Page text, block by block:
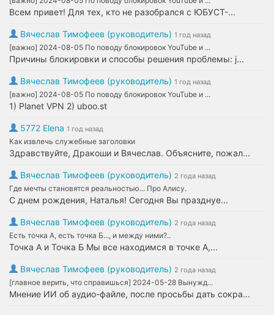
Всем привет! Для тех, кто не разобрался с ЮБУСТ-...
Вячеслав Тимофеев (руководитель) 1 год назад
[важно] 2024-08-05 По поводу блокировок YouTube и ...
Причины блокировки и способы решения проблемы: j...
Вячеслав Тимофеев (руководитель) 1 год назад
[важно] 2024-08-05 По поводу блокировок YouTube и ...
1) Planet VPN 2) uboo.st
5772 Elena 1 год назад
Как извлечь служебные заголовки
Здравствуйте, Дракоши и Вячеслав. Объясните, пожал...
Вячеслав Тимофеев (руководитель) 2 года назад
Где мечты становятся реальностью... Про Алису.
С днем рождения, Наталья! Сегодня Вы празднуе...
Вячеслав Тимофеев (руководитель) 2 года назад
Есть точка А, есть точка Б..., и между ними?..
Точка А и Точка Б Мы все находимся в точке А,...
Вячеслав Тимофеев (руководитель) 2 года назад
[главное верить, что справишься] 2024-05-28 Вынужд...
Мнение ИИ об аудио-файле, после просьбы дать сокра...